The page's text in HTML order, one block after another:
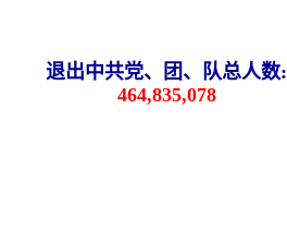
退出中共党、团、队总人数:
464,835,078